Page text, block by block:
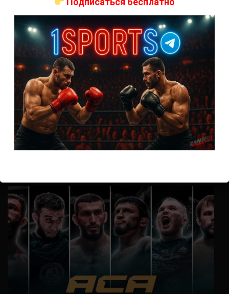
А как смотреть с ноутбука?
Анонимно Расписание боев UFC
Кусок говна ты, существом даже нельзя ,такое как ты назвать!
АнонимнокКонор МакГрегор
УЧ
АнонимнокРэнди Браун — Николас Далби
не запускается ни один бой, реклама есть, а когда
заканчивается начинается загрузка видео длиною в жизнь.
Исправьте пожалуйста